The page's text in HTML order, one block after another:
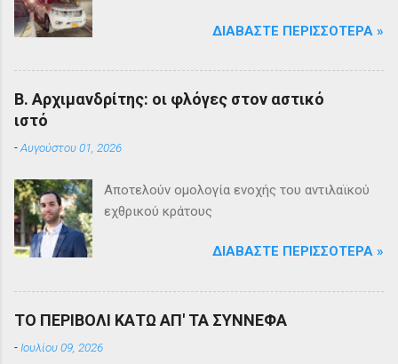
ΔΙΑΒΆΣΤΕ ΠΕΡΙΣΣΌΤΕΡΑ »
Β. Αρχιμανδρίτης: οι φλόγες στον αστικό
ιστό
-Αυγούστου 01, 2026
Αποτελούν ομολογία ενοχής του αντιλαϊκού
εχθρικού κράτους
ΔΙΑΒΆΣΤΕ ΠΕΡΙΣΣΌΤΕΡΑ »
ΤΟ ΠΕΡΙΒΟΛΙ ΚΑΤΩ ΑΠ' ΤΑ ΣΥΝΝΕΦΑ
- Ιουλίου 09, 2026